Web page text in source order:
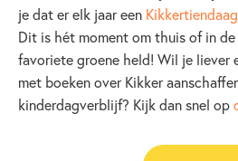
je dat er elk jaar een
Dit is hét moment om thuis of in
favoriete groene held! Wil je liever
met boeken over Kikker
kinderdagverblijf? Kijk dan snel op